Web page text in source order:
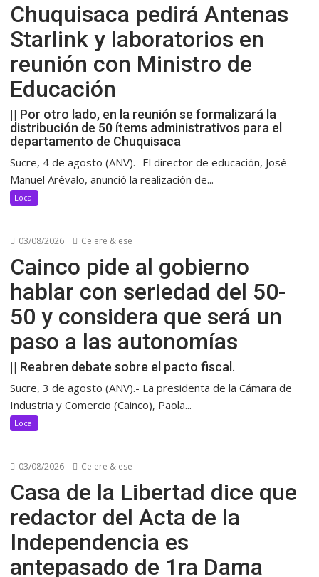
Chuquisaca pedirá Antenas
Starlink y laboratorios en
reunión con Ministro de
Educación
|| Por otro lado, en la reunión se formalizará la
distribución de 50 ítems administrativos para el
departamento de Chuquisaca
Sucre, 4 de agosto (ANV).- El director de educación, José
Manuel Arévalo, anunció la realización de...
Local
03/08/2026 Ce ere & ese
Cainco pide al gobierno
hablar con seriedad del 50-
50 y considera que será un
paso a las autonomías
|| Reabren debate sobre el pacto fiscal.
Sucre, 3 de agosto (ANV).- La presidenta de la Cámara de
Industria y Comercio (Cainco), Paola...
Local
03/08/2026 Ce ere & ese
Casa de la Libertad dice que
redactor del Acta de la
Independencia es
antepasado de 1ra Dama